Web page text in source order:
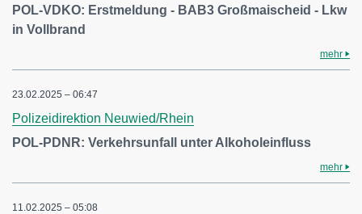
POL-VDKO: Erstmeldung - BAB3 Großmaischeid - Lkw
in Vollbrand
mehr
23.02.2025 – 06:47
Polizeidirektion Neuwied/Rhein
POL-PDNR: Verkehrsunfall unter Alkoholeinfluss
mehr
11.02.2025 – 05:08